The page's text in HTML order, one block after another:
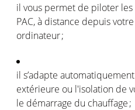
il vous permet de piloter les
PAC, à distance depuisvotre
ordinateur;
il s’adapte automatiquement
extérieure ou l'isolation de
le démarrage du chauffage;